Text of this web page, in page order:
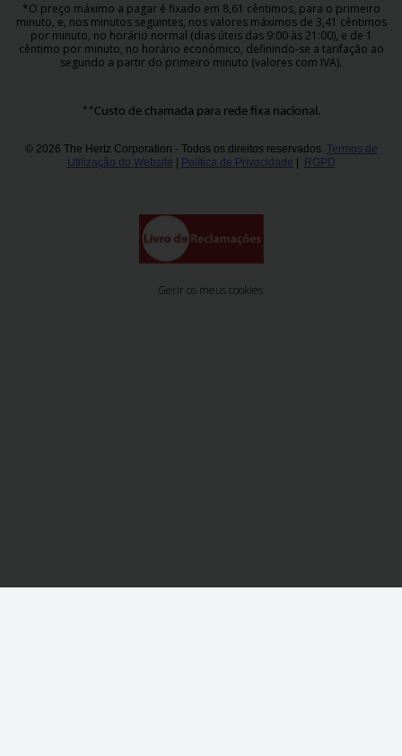
*O preço máximo a pagar é fixado em 8,61 cêntimos, para o primeiro
minuto, e, nos minutos seguintes, nos valores máximos de 3,41 cêntimos
por minuto, no horário normal (dias úteis das 9:00 às 21:00), e de 1
cêntimo por minuto, no horário económico, definindo-se a tarifação ao
segundo a partir do primeiro minuto (valores com IVA).
**Custo de chamada para rede fixa nacional.
© 2026 The Hertz Corporation - Todos os direitos reservados. Termos de
Utilização do Website
Política de Privacidade RGPD
Gerir os meus cookies